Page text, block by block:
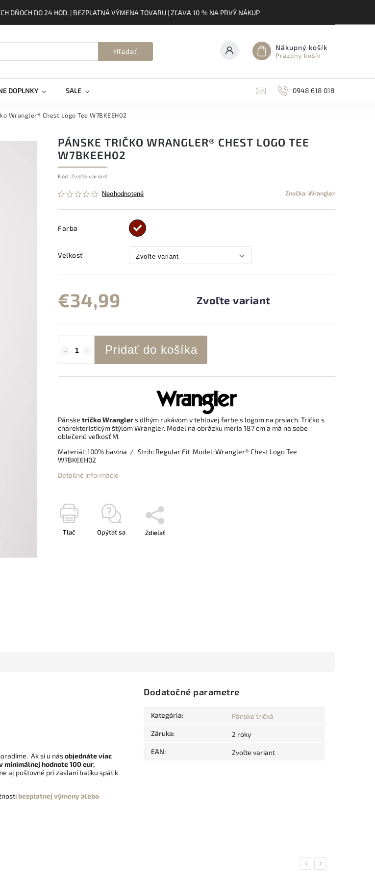
DŇOCH DO 24 HOD. | BEZPLATNÁ VÝMENA TOVARU | ZĽAVA 10 % NA PRVÝ NÁKUP
Hľadať Nákupný košík
Prázdny košík
DOPLNKY SALE 0948 618 018
Wrangler® Chest Logo Tee W7BKEEH02
PÁNSKE TRIČKO WRANGLER® CHEST LOGO TEE
W7BKEEH02
Kód: Zvoľte variant
Neohodnotené Značka:Wrangler
Farba
Veľkosť
€34,99 Zvoľte variant
Pridať do košíka
Pánske tričko Wranglers dlhým rukávom v tehlovej farbe s logom na prsiach. Tričko s
charekteristicým štýlom Wrangler. Model na obrázku meria 187 cm a má na sebe
oblečenú veľkosť M.
Materiál: 100% bavlna / Strih: Regular Fit Model: Wrangler® Chest Logo Tee
W7BKEEH02
Detailné informácie
Tlač Opýtať sa Zdieľať
Ak si u násobjednáte viac
minimálnej hodnote 100 eur,
aj poštovné pri zaslaní balíku späť k
bezplatnej výmeny alebo
Dodatočné parametre
Kategória: Pánske tričká
Záruka: 2 roky
EAN: Zvoľte variant
Previous
Next